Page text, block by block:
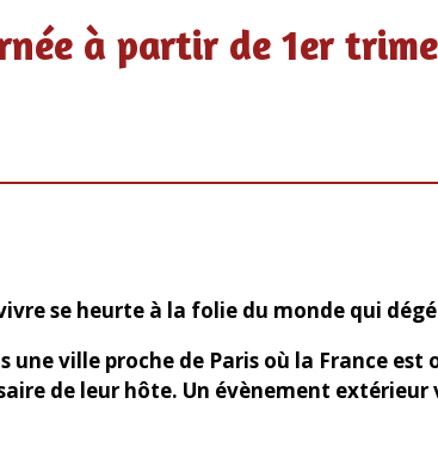
à partir de 1er
se heurte à la folie du monde qui
une ville proche de Paris où la France
de leur hôte. Un évènement